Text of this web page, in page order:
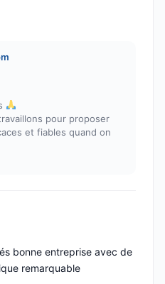
pour proposer
et fiables quand on
bonne entreprise avec de
remarquable